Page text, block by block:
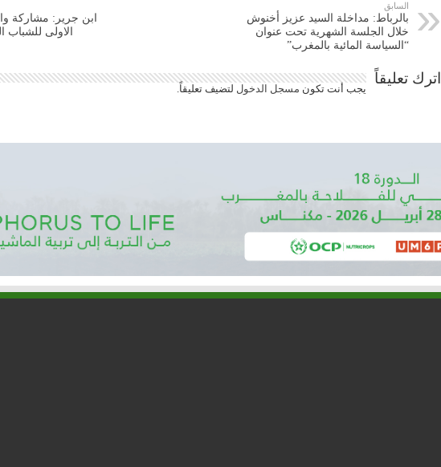
السابق
بالرباط: مداخلة السيد عزيز أخنوش
خلال الجلسة الشهرية تحت عنوان
“السياسة المائية بالمغرب”
ابن جرير: مشاركة
الاولى
اترك تعليقاً
يجب أنت تكون مسجل الدخول لتضيف تعليقاً.